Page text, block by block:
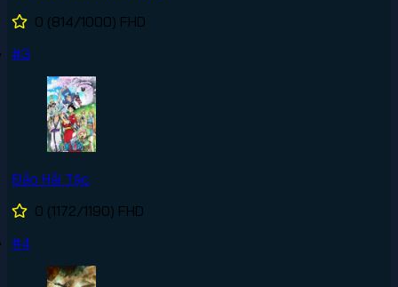
0 (814/1000) FHD
#3
Đảo Hải Tặc
0 (1172/1190) FHD
#4